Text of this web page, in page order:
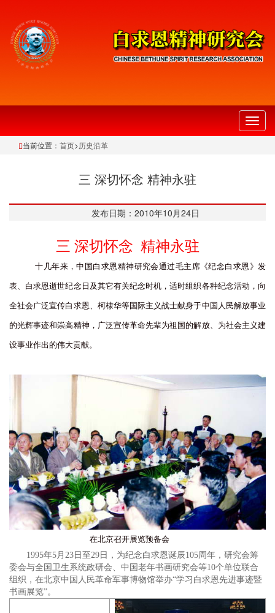
切
换
当前位置： 首页>历史沿革
三 深切怀念 精神永驻
发布日期：2010年10月24日
三 深切怀念 精神永驻
十几年来，中国白求恩精神研究会通过毛主席《纪念白求恩》发
表、白求恩逝世纪念日及其它有关纪念时机，适时组织各种纪念活动，向
全社会广泛宣传白求恩、柯棣华等国际主义战士献身于中国人民解放事业
的光辉事迹和崇高精神，广泛宣传革命先辈为祖国的解放、为社会主义建
设事业作出的伟大贡献。
在北京召开展览预备会
1995年5月23日至29日，为纪念白求恩诞辰105周年，研究会筹
委会与全国卫生系统政研会、中国老年书画研究会等10个单位联合
组织，在北京中国人民革命军事博物馆举办“学习白求恩先进事迹暨
书画展览”。